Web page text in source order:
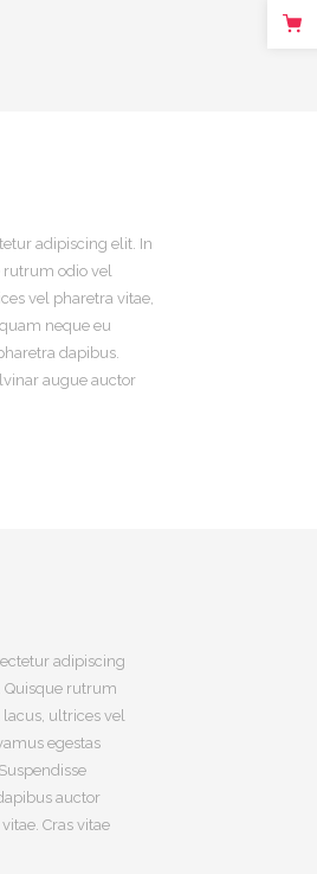
adipiscing elit. In
rutrum odio vel
vel pharetra vitae,
neque eu
dapibus.
augue auctor
adipiscing
Quisque rutrum
ultrices vel
egestas
auctor
Cras vitae